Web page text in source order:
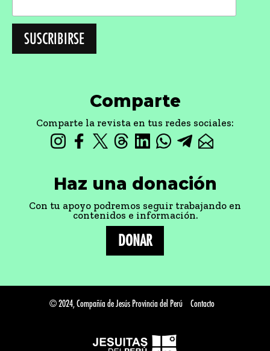
Comparte
Comparte la revista en tus redes sociales:
Haz una donación
Con tu apoyo podremos seguir trabajando en
contenidos e información.
DONAR
© 2024, Compañía de Jesús Provincia del Perú Contacto